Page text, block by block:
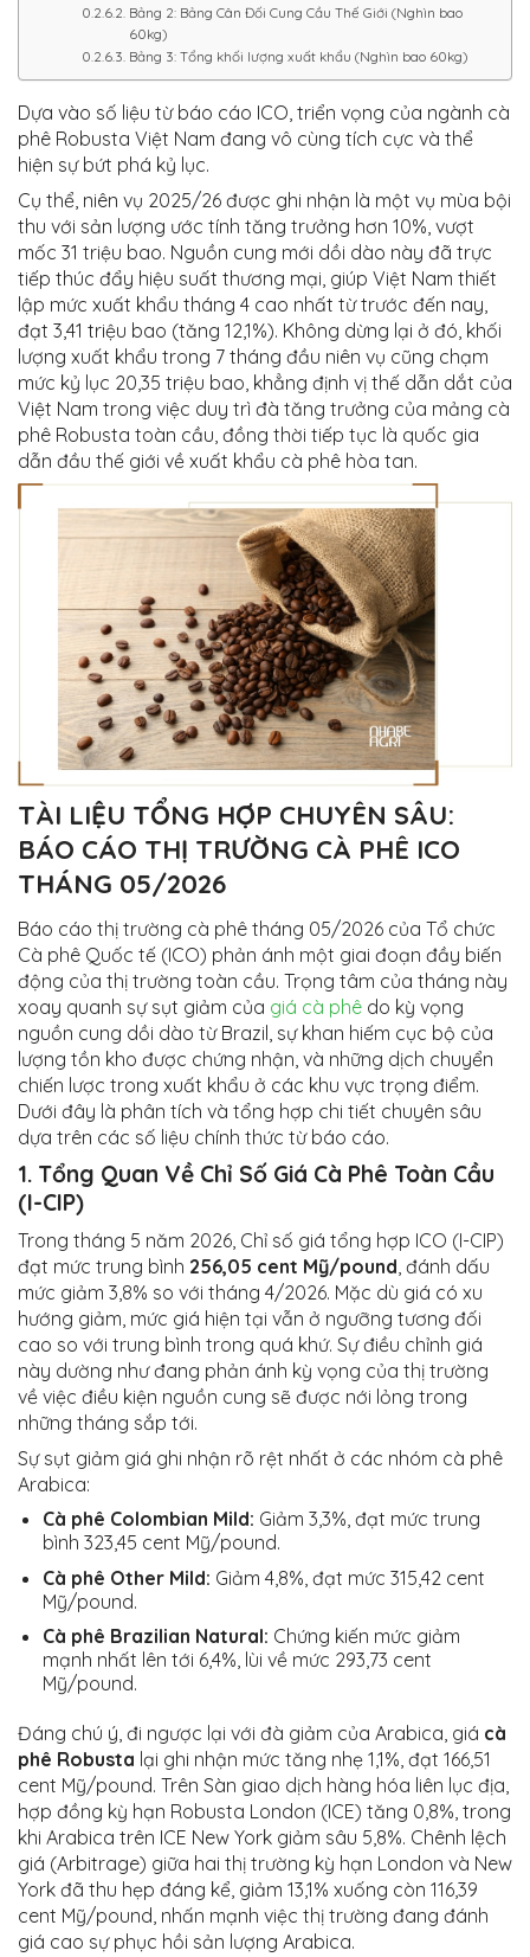
Bảng 2: Bảng Cân Đối Cung Cầu Thế Giới (Nghìn bao
60kg)
Bảng 3: Tổng khối lượng xuất khẩu (Nghìn bao 60kg)
Dựa vào số liệu từ báo cáo ICO, triển vọng của ngành cà
phê Robusta Việt Nam đang vô cùng tích cực và thể
hiện sự bứt phá kỷ lục.
Cụ thể, niên vụ 2025/26 được ghi nhận là một vụ mùa bội
thu với sản lượng ước tính tăng trưởng hơn 10%, vượt
mốc 31 triệu bao. Nguồn cung mới dồi dào này đã trực
tiếp thúc đẩy hiệu suất thương mại, giúp Việt Nam thiết
lập mức xuất khẩu tháng 4 cao nhất từ trước đến nay,
đạt 3,41 triệu bao (tăng 12,1%). Không dừng lại ở đó, khối
lượng xuất khẩu trong 7 tháng đầu niên vụ cũng chạm
mức kỷ lục 20,35 triệu bao, khẳng định vị thế dẫn dắt của
Việt Nam trong việc duy trì đà tăng trưởng của mảng cà
phê Robusta toàn cầu, đồng thời tiếp tục là quốc gia
dẫn đầu thế giới về xuất khẩu cà phê hòa tan.
TÀI LIỆU TỔNG HỢP CHUYÊN SÂU:
BÁO CÁO THỊ TRƯỜNG CÀ PHÊ ICO
THÁNG 05/2026
Báo cáo thị trường cà phê tháng 05/2026 của Tổ chức
Cà phê Quốc tế (ICO) phản ánh một giai đoạn đầy biến
động của thị trường toàn cầu. Trọng tâm của tháng này
xoay quanh sự sụt giảm của giá cà phê do kỳ vọng
nguồn cung dồi dào từ Brazil, sự khan hiếm cục bộ của
lượng tồn kho được chứng nhận, và những dịch chuyển
chiến lược trong xuất khẩu ở các khu vực trọng điểm.
Dưới đây là phân tích và tổng hợp chi tiết chuyên sâu
dựa trên các số liệu chính thức từ báo cáo.
1. Tổng Quan Về Chỉ Số Giá Cà Phê Toàn Cầu
(I-CIP)
Trong tháng 5 năm 2026, Chỉ số giá tổng hợp ICO (I-CIP)
đạt mức trung bình 256,05 cent Mỹ/pound, đánh dấu
mức giảm 3,8% so với tháng 4/2026. Mặc dù giá có xu
hướng giảm, mức giá hiện tại vẫn ở ngưỡng tương đối
cao so với trung bình trong quá khứ. Sự điều chỉnh giá
này dường như đang phản ánh kỳ vọng của thị trường
về việc điều kiện nguồn cung sẽ được nới lỏng trong
những tháng sắp tới.
Sự sụt giảm giá ghi nhận rõ rệt nhất ở các nhóm cà phê
Arabica:
Cà phê Colombian Mild: Giảm 3,3%, đạt mức trung
bình 323,45 cent Mỹ/pound.
Cà phê Other Mild: Giảm 4,8%, đạt mức 315,42 cent
Mỹ/pound.
Cà phê Brazilian Natural: Chứng kiến mức giảm
mạnh nhất lên tới 6,4%, lùi về mức 293,73 cent
Mỹ/pound.
Đáng chú ý, đi ngược lại với đà giảm của Arabica, giá cà
phê Robusta lại ghi nhận mức tăng nhẹ 1,1%, đạt 166,51
cent Mỹ/pound. Trên Sàn giao dịch hàng hóa liên lục địa,
hợp đồng kỳ hạn Robusta London (ICE) tăng 0,8%, trong
khi Arabica trên ICE New York giảm sâu 5,8%. Chênh lệch
giá (Arbitrage) giữa hai thị trường kỳ hạn London và New
York đã thu hẹp đáng kể, giảm 13,1% xuống còn 116,39
cent Mỹ/pound, nhấn mạnh việc thị trường đang đánh
giá cao sự phục hồi sản lượng Arabica.